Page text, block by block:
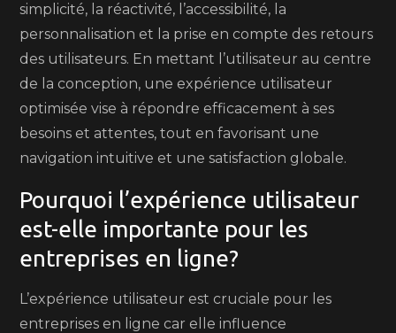
simplicité, la réactivité, l’accessibilité, la
personnalisation et la prise en compte des retours
des utilisateurs. En mettant l’utilisateur au centre
de la conception, une expérience utilisateur
optimisée vise à répondre efficacement à ses
besoins et attentes, tout en favorisant une
navigation intuitive et une satisfaction globale.
Pourquoi l’expérience utilisateur
est-elle importante pour les
entreprises en ligne?
L’expérience utilisateur est cruciale pour les
entreprises en ligne car elle influence